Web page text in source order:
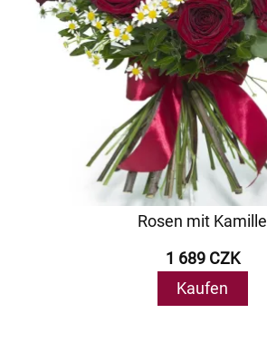
Rosen mit Kamille
1 689 CZK
Kaufen